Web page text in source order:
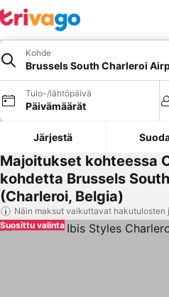
Kohde
Brussels South Charleroi
Tulo-/lähtöpäivä
Päivämäärät
Järjestä
Majoitukset kohteessa
kohdetta Brussels
(Charleroi, Belgia)
Näin maksut vaikuttavat hakutulosten
Suosittu valinta